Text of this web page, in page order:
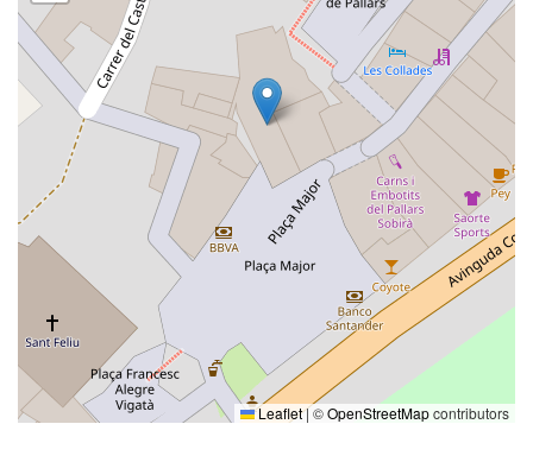
Leaflet|©OpenStreetMapcontributors